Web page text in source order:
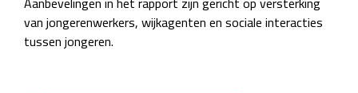
van jongerenwerkers, wijkagenten en sociale interacties
tussen jongeren.